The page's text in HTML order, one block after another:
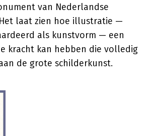
van Nederlandse
laat zien hoe illustratie —
als kunstvorm — een
kracht kan hebben die volledig
de grote schilderkunst.